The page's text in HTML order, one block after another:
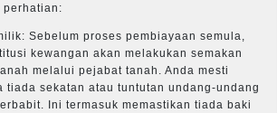
Sebelum proses pembiayaan semula,
kewangan akan melakukan semakan
melalui pejabat tanah. Anda mesti
tiada sekatan atau tuntutan undang-undang
Ini termasuk memastikan tiada baki